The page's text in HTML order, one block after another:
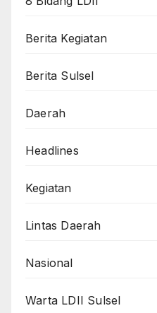
Berita Kegiatan
Berita Sulsel
Daerah
Headlines
Kegiatan
Lintas Daerah
Nasional
Warta LDII Sulsel